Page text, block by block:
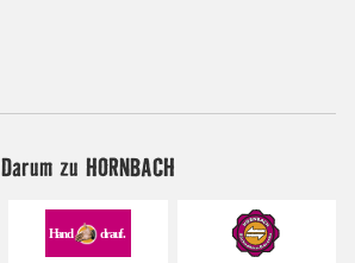
Darum zu HORNBACH